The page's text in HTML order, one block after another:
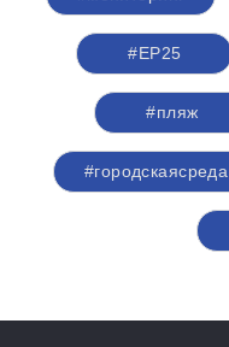
#ЕР25
#пляж
#городскаясреда